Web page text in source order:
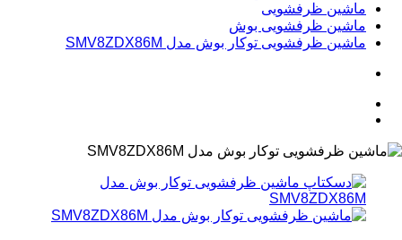
ماشین ظرفشویی
ماشین ظرفشویی بوش
ماشین ظرفشویی توکار بوش مدل SMV8ZDX86M